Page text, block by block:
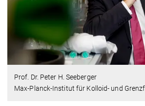
Prof. Dr. Peter H. Seeberger
Max-Planck-Institut für Kolloid- und